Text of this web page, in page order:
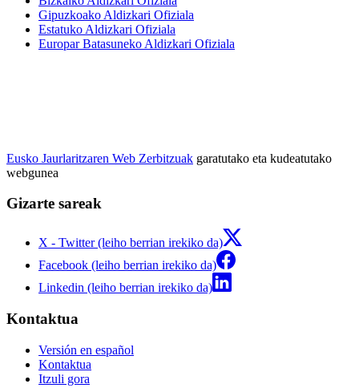
Gipuzkoako Aldizkari Ofiziala
Estatuko Aldizkari Ofiziala
Europar Batasuneko Aldizkari Ofiziala
Eusko Jaurlaritzaren Web Zerbitzuak garatutako eta kudeatutako
webgunea
Gizarte sareak
X - Twitter (leiho berrian irekiko da)
Facebook (leiho berrian irekiko da)
Linkedin (leiho berrian irekiko da)
Kontaktua
Versión en español
Kontaktua
Itzuli gora